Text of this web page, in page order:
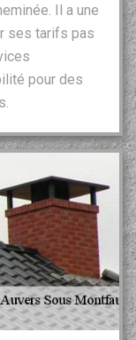
Il a une
ses tarifs pas
pour des